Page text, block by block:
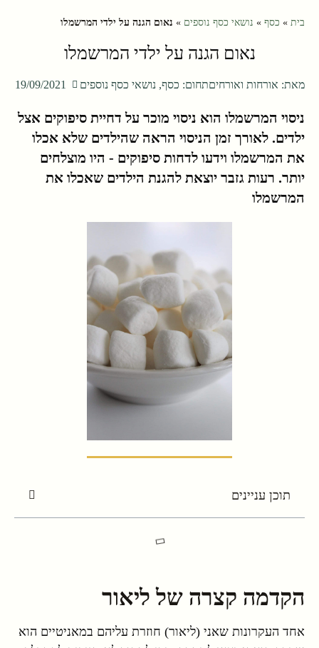
בית » כסף » נושאי כסף נוספים » נאום הגנה על ילדי המרשמלו
נאום הגנה על ילדי המרשמלו
מאת: אורחות ואורחיםתחום: כסף,נושאי כסף נוספים 19/09/2021
ניסוי המרשמלו הוא ניסוי מוכר על דחיית סיפוקים אצל
ילדים. לאורך זמן הניסוי הראה שהילדים שלא אכלו
את המרשמלו וידעו לדחות סיפוקים - היו מוצלחים
יותר. רעות גזבר יוצאת להגנת הילדים שאכלו את
המרשמלו
תוכן עניינים
הקדמה קצרה של ליאור
אחד העקרונות שאני (ליאור) חוזרת עליהם במאניטיים הוא